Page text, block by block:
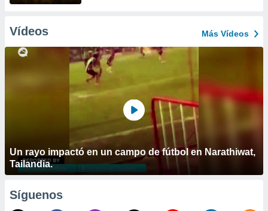
Vídeos Más Vídeos
Un rayo impactó en un campo de fútbol en Narathiwat,
Tailandia.
Síguenos